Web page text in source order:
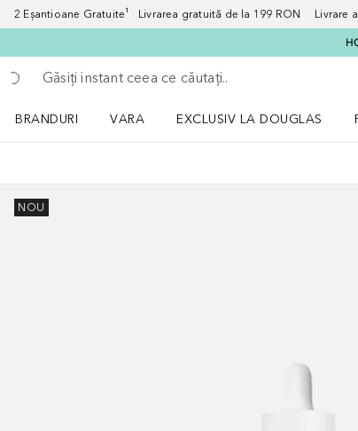
2 Eșantioane Gratuite¹ Livrarea gratuită de la 199 RON Livrare
Înapoi
Executați căutarea
BRANDURI
VARA
EXCLUSIV LA DOUGLAS
NOU